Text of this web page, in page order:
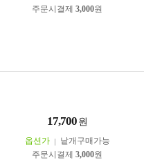
주문시결제 3,000원
17,700 원
옵션가
낱개구매가능
주문시결제 3,000원